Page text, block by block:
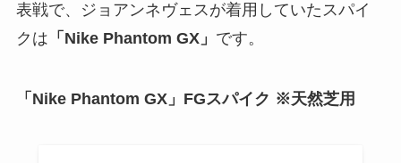
表戦で、ジョアンネヴェスが着用していたスパイ
クは 「Nike Phantom GX」 です。
「Nike Phantom GX」FGスパイク ※天然芝用